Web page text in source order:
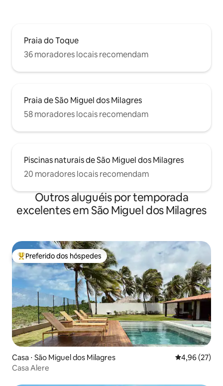
Praia do Toque
36 moradores locais recomendam
Praia de São Miguel dos Milagres
58 moradores locais recomendam
Piscinas naturais de São Miguel dos Milagres
20 moradores locais recomendam
Outros aluguéis por temporada
excelentes em São Miguel dos Milagres
Entre os melhores preferidos dos hóspedes
Preferido dos hóspedes
Casa ⋅ São Miguel dos Milagres 4,96 de uma
4,96 (27)
Casa Alere